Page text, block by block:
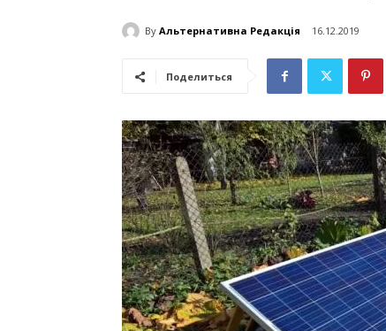
By Альтернативна Редакція 16.12.2019
Поделиться